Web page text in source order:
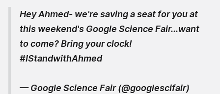
Hey Ahmed- we're saving a seat for you at
this weekend's Google Science Fair...want
to come? Bring your clock!
#IStandwithAhmed
— Google Science Fair (@googlescifair)